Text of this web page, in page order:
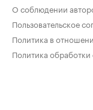
О соблюдении
Пользовательское
Политика в
Политика